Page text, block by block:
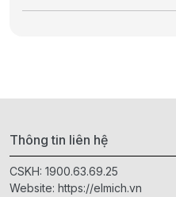
Thông tin liên hệ
CSKH: 1900.63.69.25
Website: https://elmich.vn